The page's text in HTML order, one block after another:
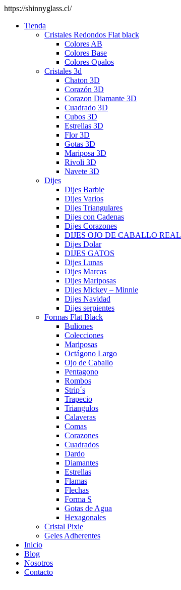
https://shinnyglass.cl/
Tienda
Cristales Redondos Flat black
Colores AB
Colores Base
Colores Opalos
Cristales 3d
Chaton 3D
Corazón 3D
Corazon Diamante 3D
Cuadrado 3D
Cubos 3D
Estrellas 3D
Flor 3D
Gotas 3D
Mariposa 3D
Rivoli 3D
Navete 3D
Dijes
Dijes Barbie
Dijes Varios
Dijes Triangulares
Dijes con Cadenas
Dijes Corazones
DIJES OJO DE CABALLO REAL
Dijes Dolar
DIJES GATOS
Dijes Lunas
Dijes Marcas
Dijes Mariposas
Dijes Mickey – Minnie
Dijes Navidad
Dijes serpientes
Formas Flat Black
Buliones
Colecciones
Mariposas
Octágono Largo
Ojo de Caballo
Pentagono
Rombos
Strip´s
Trapecio
Triangulos
Calaveras
Comas
Corazones
Cuadrados
Dardo
Diamantes
Estrellas
Flamas
Flechas
Forma S
Gotas de Agua
Hexagonales
Cristal Pixie
Geles Adherentes
Inicio
Blog
Nosotros
Contacto